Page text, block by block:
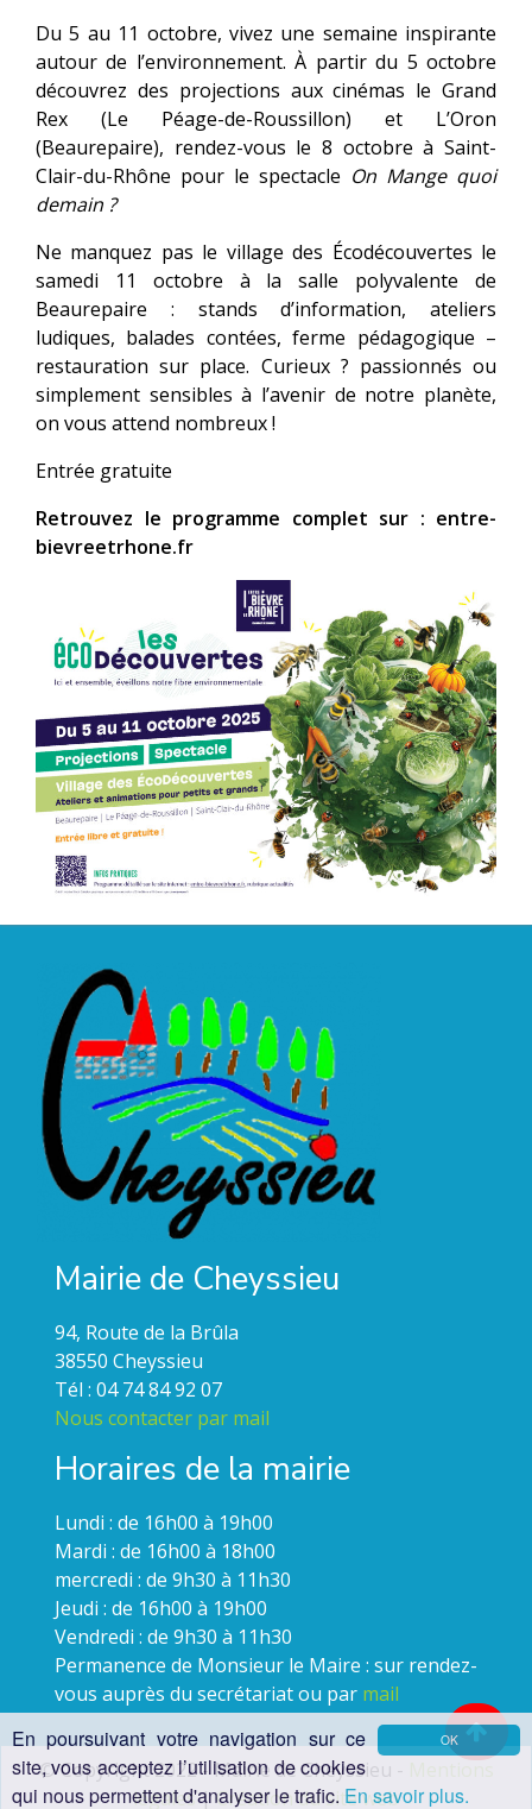
OK
En poursuivant votre navigation sur ce
site, vous acceptez l’utilisation de cookies
qui nous permettent d'analyser le trafic. En savoir plus.
Du 5 au 11 octobre, vivez une semaine inspirante
autour de l’environnement. À partir du 5 octobre
découvrez des projections aux cinémas le Grand
Rex (Le Péage-de-Roussillon) et L’Oron
(Beaurepaire), rendez-vous le 8 octobre à Saint-
Clair-du-Rhône pour le spectacle On Mange quoi
demain ?
Ne manquez pas le village des Écodécouvertes le
samedi 11 octobre à la salle polyvalente de
Beaurepaire : stands d’information, ateliers
ludiques, balades contées, ferme pédagogique –
restauration sur place. Curieux ? passionnés ou
simplement sensibles à l’avenir de notre planète,
on vous attend nombreux !
Entrée gratuite
Retrouvez le programme complet sur : entre-
bievreetrhone.fr
Mairie de Cheyssieu
94, Route de la Brûla
38550 Cheyssieu
Tél : 04 74 84 92 07
Nous contacter par mail
Horaires de la mairie
Lundi : de 16h00 à 19h00
Mardi : de 16h00 à 18h00
mercredi : de 9h30 à 11h30
Jeudi : de 16h00 à 19h00
Vendredi : de 9h30 à 11h30
Permanence de Monsieur le Maire : sur rendez-
vous auprès du secrétariat ou par mail
© Copyright 2022 - Mairie de Cheyssieu -
légales|Création du site web